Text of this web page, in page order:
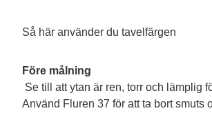
Så här använder du tavelfärgen
Före målning
Använd Fluren 37 för att ta bort smuts